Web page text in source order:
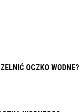
OCZKO WODNE?